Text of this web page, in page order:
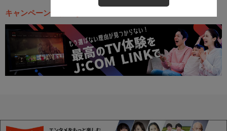
キャンペーン・お得な情報